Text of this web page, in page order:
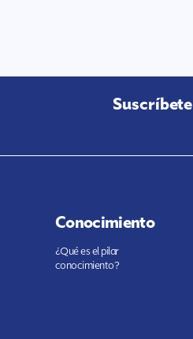
Suscríbete
Conocimiento
¿Qué es el pilar
conocimiento?